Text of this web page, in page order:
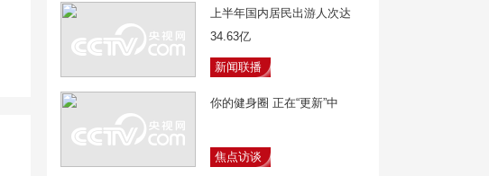
上半年国内居民出游人次达
34.63亿
新闻联播
你的健身圈 正在“更新”中
焦点访谈